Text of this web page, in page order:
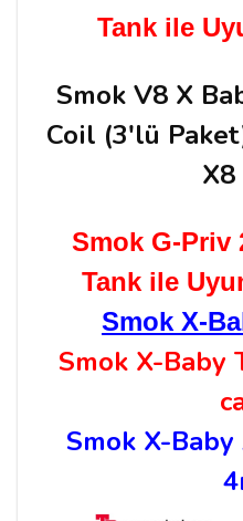
Tank ile
Smok V8 X
Coil (3'lü
Smok G-Priv
Tank ile
Smok X-
Smok X-Baby
Smok X-Baby